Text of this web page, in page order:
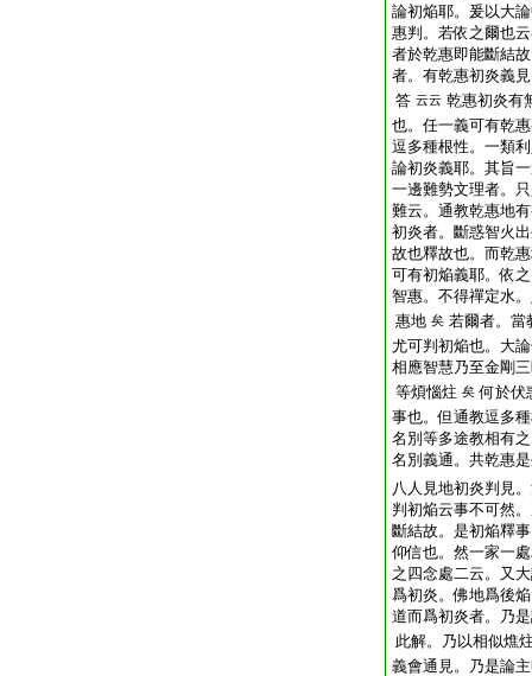
論初焔耶。爰以大
惠判。若依之爾也
者於乾惠即能斷結
者。有乾惠初炎義見
答 云云 乾惠初炎有
也。任一義可有乾
逗多種根性。一類
論初炎義耶。其旨
一邊難勢文理者。
難云。通教乾惠地
初炎者。斷惑智火
故也釋故也。而乾
可有初焔義耶。依
智惠。不得禪定水
惠地 矣 若爾者。當
尤可判初焔也。大
相應智慧乃至金剛
等煩惱炷 矣 何於伏
事也。但通教逗多
名別等多途教相有
名別義通。共乾惠
八人見地初炎判見
判初焔云事不可然
斷結故。是初焔釋
仰信也。然一家一
之四念處二云。又
爲初炎。佛地爲後
道而爲初炎者。乃
此解。乃以相似燋
義會通見。乃是論